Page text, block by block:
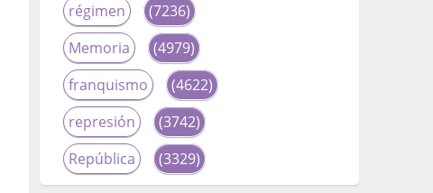
régimen
(7236)
Memoria
(4979)
franquismo
(4622)
represión
(3742)
República
(3329)